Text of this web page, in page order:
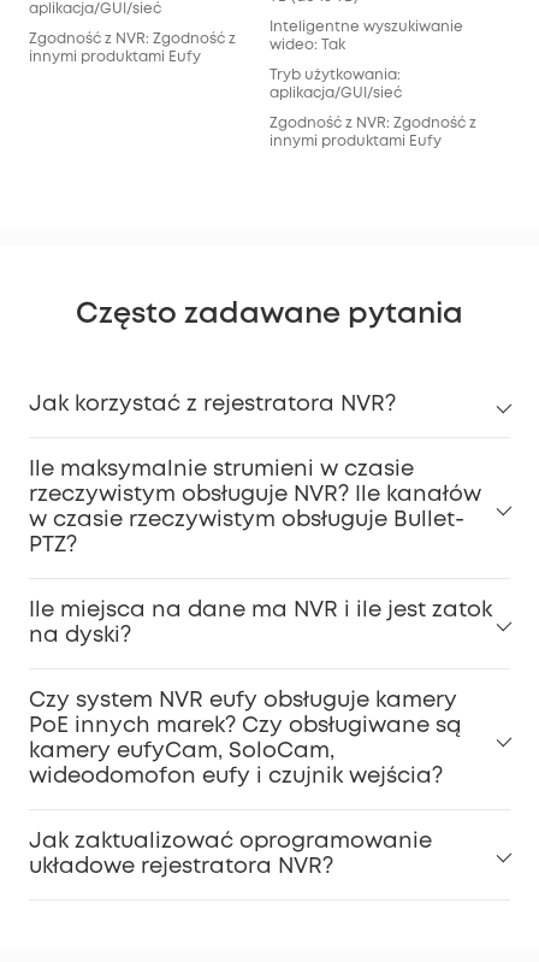
aplikacja/GUI/sieć
Zgodność z NVR: Zgodność z
innymi produktami Eufy
Inteligentne wyszukiwanie
wideo: Tak
Tryb użytkowania:
aplikacja/GUI/sieć
Zgodność z NVR: Zgodność z
innymi produktami Eufy
Często zadawane pytania
Jak korzystać z rejestratora NVR?
Ile maksymalnie strumieni w czasie
rzeczywistym obsługuje NVR? Ile kanałów
w czasie rzeczywistym obsługuje Bullet-
PTZ?
Ile miejsca na dane ma NVR i ile jest zatok
na dyski?
Czy system NVR eufy obsługuje kamery
PoE innych marek? Czy obsługiwane są
kamery eufyCam, SoloCam,
wideodomofon eufy i czujnik wejścia?
Jak zaktualizować oprogramowanie
układowe rejestratora NVR?